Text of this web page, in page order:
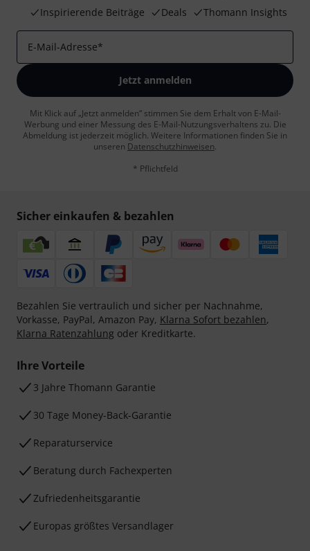
Inspirierende Beiträge
Deals Thomann Insights
E-Mail-Adresse*
Jetzt anmelden
Mit Klick auf „Jetzt anmelden“ stimmen Sie dem Erhalt von E-Mail-
Werbung und einer Messung des E-Mail-Nutzungsverhaltens zu. Die
Abmeldung ist jederzeit möglich. Weitere Informationen finden Sie in
unseren Datenschutzhinweisen.
* Pflichtfeld
Sicher einkaufen & bezahlen
Bezahlen Sie vertraulich und sicher per Nachnahme,
Vorkasse, PayPal, Amazon Pay, Klarna Sofort bezahlen,
Klarna Ratenzahlung oder Kreditkarte.
Ihre Vorteile
3 Jahre Thomann Garantie
30 Tage Money-Back-Garantie
Reparaturservice
Beratung durch Fachexperten
Zufriedenheitsgarantie
Europas größtes Versandlager